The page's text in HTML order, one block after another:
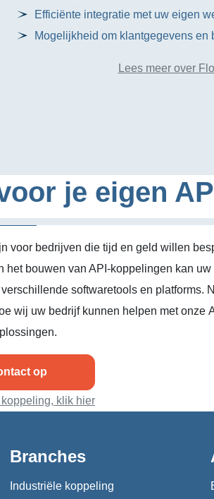
Efficiënte integratie met uw eigen
Mogelijkheid om klantgegevens en
Lees meer over
je eigen
voor bedrijven die tijd en geld willen
het bouwen van API-koppelingen kan uw
softwaretools en platforms.
wij uw bedrijf kunnen helpen met onze
op
klik hier
Branches
Industriële koppeling